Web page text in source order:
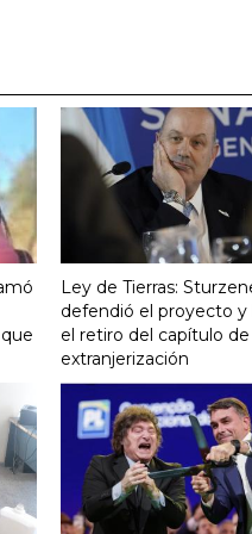
Ley de Tierras:
defendió el proyecto
el retiro del capítulo de
extranjerización